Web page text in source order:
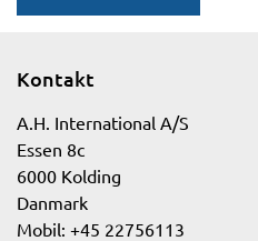
Kontakt
A.H. International A/S
Essen 8c
6000 Kolding
Danmark
Mobil: +45 22756113